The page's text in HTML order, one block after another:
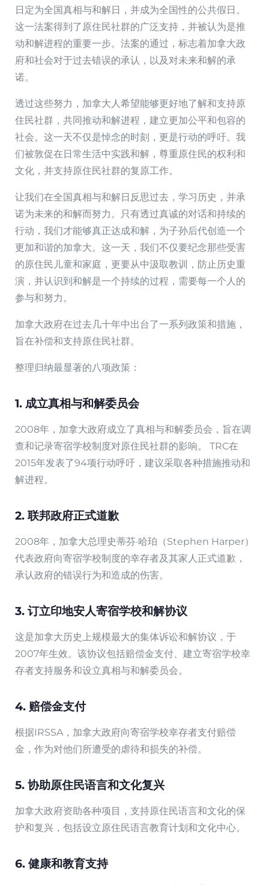
日定为全国真相与和解日，并成为全国性的公共假日。
这一法案得到了原住民社群的广泛支持，并被认为是推
动和解进程的重要一步。法案的通过，标志着加拿大政
府和社会对于过去错误的承认，以及对未来和解的承
诺。
透过这些努力，加拿大人希望能够更好地了解和支持原
住民社群，共同推动和解进程，建立更加公平和包容的
社会。这一天不仅是悼念的时刻，更是行动的呼吁。我
们被敦促在日常生活中实践和解，尊重原住民的权利和
文化，并支持原住民社群的复原工作。
让我们在全国真相与和解日反思过去，学习历史，并承
诺为未来的和解而努力。只有透过真诚的对话和持续的
行动，我们才能够真正达成和解，为子孙后代创造一个
更加和谐的加拿大。这一天，我们不仅要纪念那些受害
的原住民儿童和家庭，更要从中汲取教训，防止历史重
演，并认识到和解是一个持续的过程，需要每一个人的
参与和努力。
加拿大政府在过去几十年中出台了一系列政策和措施，
旨在补偿和支持原住民社群。
整理归纳最显著的八项政策：
1. 成立真相与和解委员会
2008年，加拿大政府成立了真相与和解委员会，旨在调
查和记录寄宿学校制度对原住民社群的影响。 TRC在
2015年发表了94项行动呼吁，建议采取各种措施推动和
解进程。
2. 联邦政府正式道歉
2008年，加拿大总理史蒂芬·哈珀（Stephen Harper）
代表政府向寄宿学校制度的幸存者及其家人正式道歉，
承认政府的错误行为和造成的伤害。
3. 订立印地安人寄宿学校和解协议
这是加拿大历史上规模最大的集体诉讼和解协议，于
2007年生效。该协议包括赔偿金支付、建立寄宿学校幸
存者支持服务和设立真相与和解委员会。
4. 赔偿金支付
根据IRSSA，加拿大政府向寄宿学校幸存者支付赔偿
金，作为对他们所遭受的虐待和损失的补偿。
5. 协助原住民语言和文化复兴
加拿大政府资助各种项目，支持原住民语言和文化的保
护和复兴，包括设立原住民语言教育计划和文化中心。
6. 健康和教育支持